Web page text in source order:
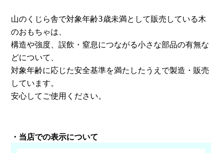
山のくじら舎で対象年齢3歳未満として販売している木
のおもちゃは、
構造や強度、誤飲・窒息につながる小さな部品の有無な
どについて、
対象年齢に応じた安全基準を満たしたうえで製造・販売
しています。
安心してご使用ください。
・当店での表示について